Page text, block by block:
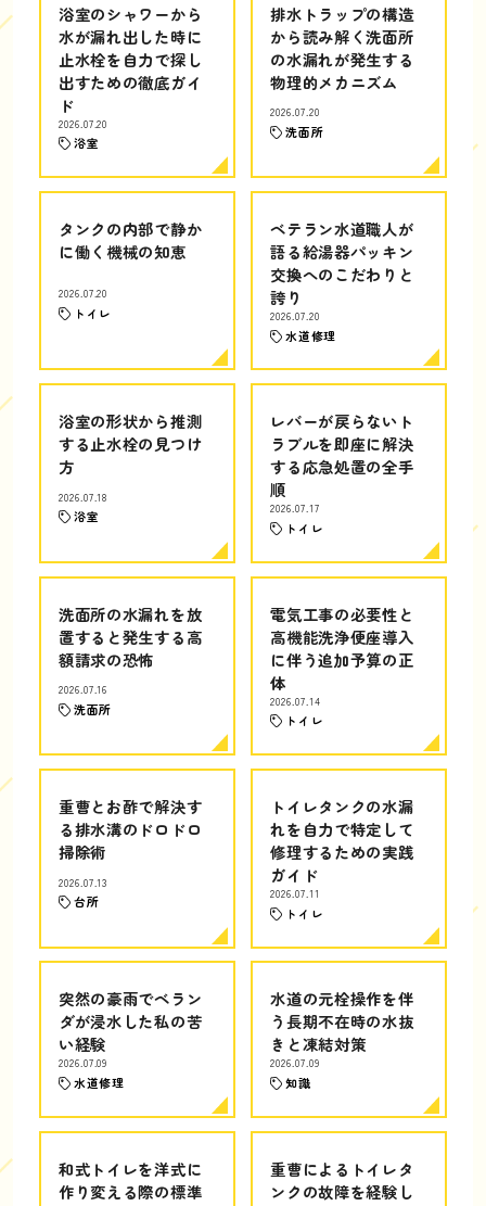
浴室のシャワーから
水が漏れ出した時に
止水栓を自力で探し
出すための徹底ガイ
ド
2026.07.20
浴室
排水トラップの構造
から読み解く洗面所
の水漏れが発生する
物理的メカニズム
2026.07.20
洗面所
タンクの内部で静か
に働く機械の知恵
2026.07.20
トイレ
ベテラン水道職人が
語る給湯器パッキン
交換へのこだわりと
誇り
2026.07.20
水道修理
浴室の形状から推測
する止水栓の見つけ
方
2026.07.18
浴室
レバーが戻らないト
ラブルを即座に解決
する応急処置の全手
順
2026.07.17
トイレ
洗面所の水漏れを放
置すると発生する高
額請求の恐怖
2026.07.16
洗面所
電気工事の必要性と
高機能洗浄便座導入
に伴う追加予算の正
体
2026.07.14
トイレ
重曹とお酢で解決す
る排水溝のドロドロ
掃除術
2026.07.13
台所
トイレタンクの水漏
れを自力で特定して
修理するための実践
ガイド
2026.07.11
トイレ
突然の豪雨でベラン
ダが浸水した私の苦
い経験
2026.07.09
水道修理
水道の元栓操作を伴
う長期不在時の水抜
きと凍結対策
2026.07.09
知識
和式トイレを洋式に
作り変える際の標準
重曹によるトイレタ
ンクの故障を経験し